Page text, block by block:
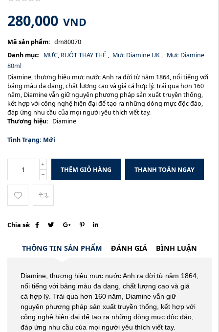
280,000 VND
Mã sản phẩm: dm80070
Danh mục: MỰC, RUỘT THAY THẾ , Mực Diamine UK , Mực Diamine
80ml
Diamine, thương hiệu mực nước Anh ra đời từ năm 1864, nổi tiếng với
bảng màu đa dạng, chất lượng cao và giá cả hợp lý. Trải qua hơn 160
năm, Diamine vẫn giữ nguyên phương pháp sản xuất truyền thống,
kết hợp với công nghệ hiện đại để tạo ra những dòng mực độc đáo,
đáp ứng nhu cầu của mọi người yêu thích viết tay.
Thương hiệu: Diamine
Tình Trạng: Mới
THÊM GIỎ HÀNG THANH TOÁN NGAY
Chia sẻ:
THÔNG TIN SẢN PHẨM ĐÁNH GIÁ BÌNH LUẬN
Diamine, thương hiệu mực nước Anh ra đời từ năm 1864,
nổi tiếng với bảng màu đa dạng, chất lượng cao và giá
cả hợp lý. Trải qua hơn 160 năm, Diamine vẫn giữ
nguyên phương pháp sản xuất truyền thống, kết hợp với
công nghệ hiện đại để tạo ra những dòng mực độc đáo,
đáp ứng nhu cầu của mọi người yêu thích viết tay.